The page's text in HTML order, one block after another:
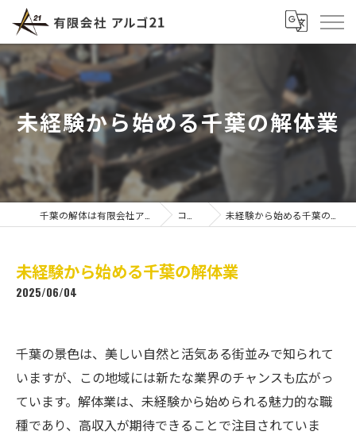
未経験から始める千葉の解体業
コラム 未経験から始める千葉の解体業
未経験から始める千葉の解体業
2025/06/04
千葉の景色は、美しい自然と活気ある街並みで知られて
いますが、この地域には新たな業界のチャンスも広がっ
ています。解体業は、未経験から始められる魅力的な職
種であり、高収入が期待できることで注目されていま